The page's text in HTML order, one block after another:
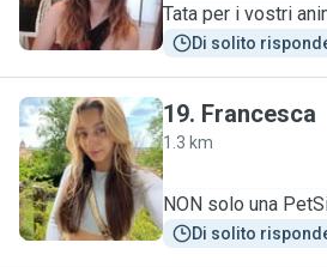
Tata per i vostri
Di solito
F
19. Francesca
1.3 km
NON solo una
Di solito